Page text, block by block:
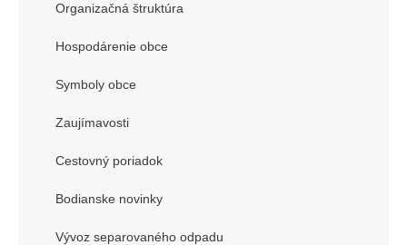
Organizačná štruktúra
Hospodárenie obce
Symboly obce
Zaujímavosti
Cestovný poriadok
Bodianske novinky
Vývoz separovaného odpadu